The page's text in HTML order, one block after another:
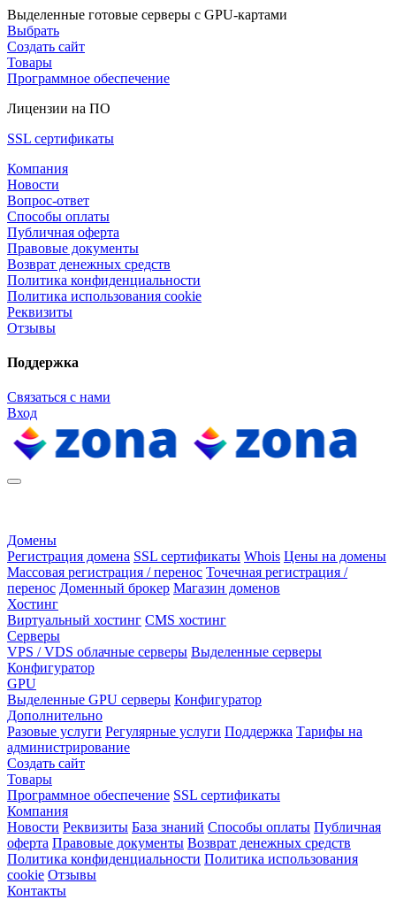
Выделенные готовые серверы с GPU-картами
Выбрать
Создать сайт
Товары
Программное обеспечение
Лицензии на ПО
SSL сертификаты
Компания
Новости
Вопрос-ответ
Способы оплаты
Публичная оферта
Правовые документы
Возврат денежных средств
Политика конфиденциальности
Политика использования cookie
Реквизиты
Отзывы
Поддержка
Связаться с нами
Вход
Домены
Регистрация домена SSL сертификаты Whois Цены на домены
Массовая регистрация / перенос Точечная регистрация /
перенос Доменный брокер Магазин доменов
Хостинг
Виртуальный хостинг CMS хостинг
Серверы
VPS / VDS облачные серверы Выделенные серверы
Конфигуратор
GPU
Выделенные GPU серверы Конфигуратор
Дополнительно
Разовые услуги Регулярные услуги Поддержка Тарифы на
администрирование
Создать сайт
Товары
Программное обеспечение SSL сертификаты
Компания
Новости Реквизиты База знаний Способы оплаты Публичная
оферта Правовые документы Возврат денежных средств
Политика конфиденциальности Политика использования
cookie Отзывы
Контакты